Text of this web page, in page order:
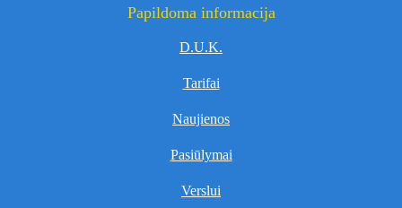
Papildoma informacija
D.U.K.
Tarifai
Naujienos
Pasiūlymai
Verslui